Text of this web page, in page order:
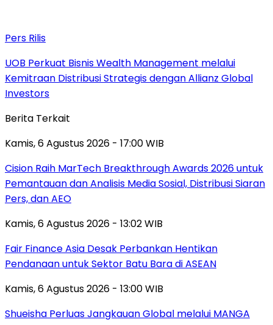
Pers Rilis
UOB Perkuat Bisnis Wealth Management melalui
Kemitraan Distribusi Strategis dengan Allianz Global
Investors
Berita Terkait
Kamis, 6 Agustus 2026 - 17:00 WIB
Cision Raih MarTech Breakthrough Awards 2026 untuk
Pemantauan dan Analisis Media Sosial, Distribusi Siaran
Pers, dan AEO
Kamis, 6 Agustus 2026 - 13:02 WIB
Fair Finance Asia Desak Perbankan Hentikan
Pendanaan untuk Sektor Batu Bara di ASEAN
Kamis, 6 Agustus 2026 - 13:00 WIB
Shueisha Perluas Jangkauan Global melalui MANGA